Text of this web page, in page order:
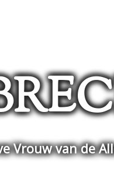
Vrouw van de